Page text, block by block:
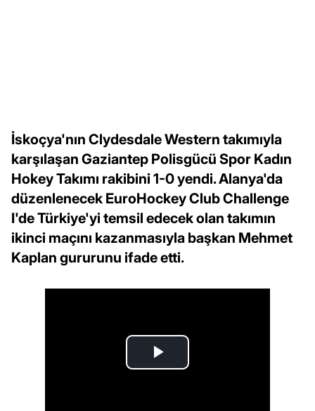
İskoçya'nın Clydesdale Western takımıyla
karşılaşan Gaziantep Polisgücü Spor Kadın
Hokey Takımı rakibini 1-0 yendi. Alanya'da
düzenlenecek EuroHockey Club Challenge
I'de Türkiye'yi temsil edecek olan takımın
ikinci maçını kazanmasıyla başkan Mehmet
Kaplan gururunu ifade etti.